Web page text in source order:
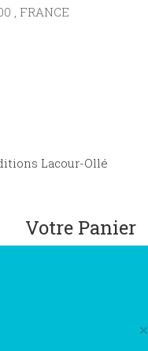
, FRANCE
Lacour-Ollé
Votre Panier
×